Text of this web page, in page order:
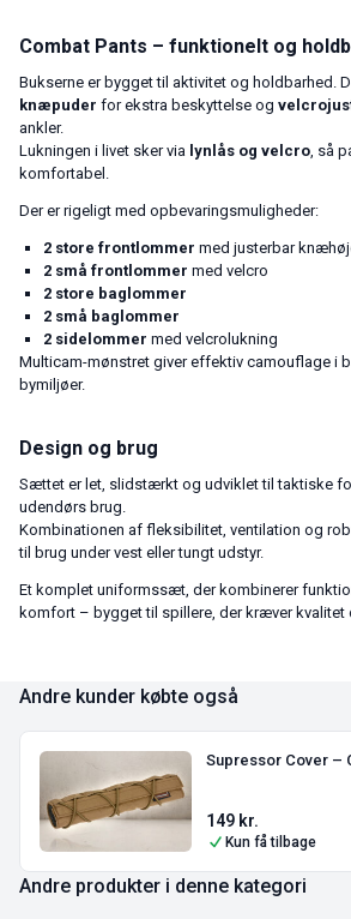
Combat Pants – funktionelt og
Bukserne er bygget til aktivitet og holdbarhed.
knæpuder for ekstra beskyttelse og
ankler.
Lukningen i livet sker via lynlås og velcro , så
komfortabel.
Der er rigeligt med opbevaringsmuligheder:
2 store frontlommer med justerbar
2 små frontlommer med velcro
2 store baglommer
2 små baglommer
2 sidelommer med velcrolukning
Multicam-mønstret giver effektiv camouflage i
bymiljøer.
Design og brug
Sættet er let, slidstærkt og udviklet til taktiske
udendørs brug.
Kombinationen af fleksibilitet, ventilation og
til brug under vest eller tungt udstyr.
Et komplet uniformssæt, der kombinerer
komfort – bygget til spillere, der kræver kvalitet
Andre kunder købte også
Supressor Cover –
149 kr.
Kun få tilbage
Andre produkter i denne kategori